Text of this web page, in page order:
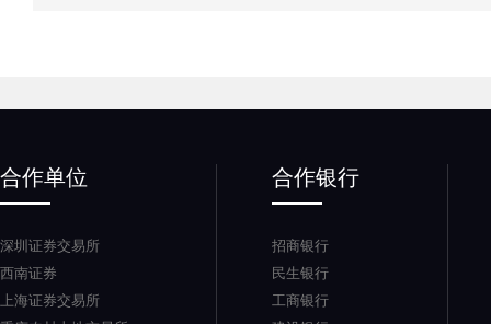
合作单位
深圳证券交易所
西南证券
上海证券交易所
合作银行
招商银行
民生银行
工商银行